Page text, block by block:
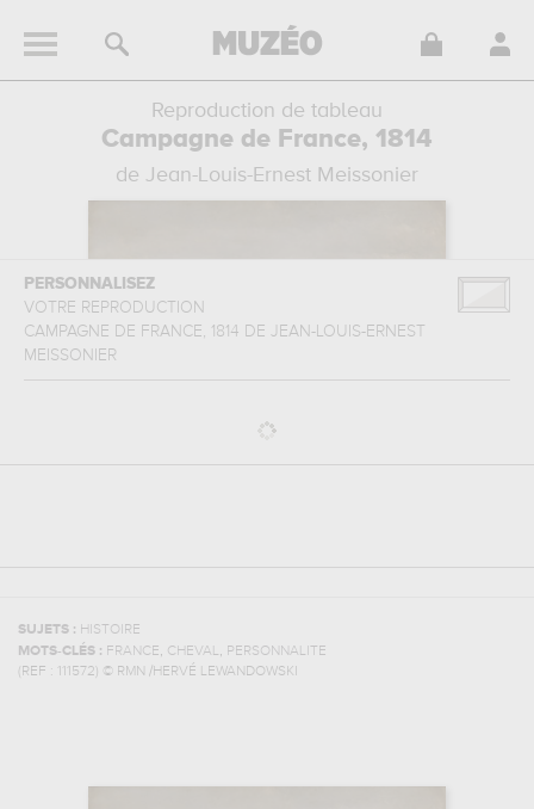
Reproduction de tableau
Campagne de France, 1814
de Jean-Louis-Ernest Meissonier
PERSONNALISEZ
VOTRE REPRODUCTION
CAMPAGNE DE FRANCE, 1814 DE JEAN-LOUIS-ERNEST
MEISSONIER
SUJETS : HISTOIRE
MOTS-CLÉS : FRANCE, CHEVAL, PERSONNALITE
(REF :
111572) © RMN /HERVÉ LEWANDOWSKI